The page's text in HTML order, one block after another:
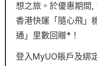
想之旅。於優惠期間
香港快運「隨心飛」
通」里數回贈*！
登入MyUO賬戶及綁